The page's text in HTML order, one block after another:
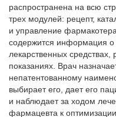
распространена на всю
трех модулей: рецепт,
и управление
содержится информация о
лекарственных
показаниях. Врач
непатентованному
выбирает его, дает его
и наблюдает за ходом
фармацевта к